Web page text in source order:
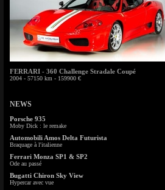
FERRARI - 360 Challenge Stradale Coupé
2004 - 57150 km - 159900 €
NEWS
Porsche 935
Moby Dick : le remake
Automobili Amos Delta Futurista
Braquage à l'italienne
Ferrari Monza SP1 & SP2
Ode au passé
Bugatti Chiron Sky View
Hypercar avec vue